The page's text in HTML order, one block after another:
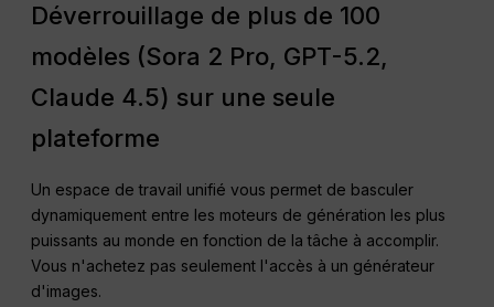
Déverrouillage de plus de 100
modèles (Sora 2 Pro, GPT-5.2,
Claude 4.5) sur une seule
plateforme
Un espace de travail unifié vous permet de basculer
dynamiquement entre les moteurs de génération les plus
puissants au monde en fonction de la tâche à accomplir.
Vous n'achetez pas seulement l'accès à un générateur
d'images.